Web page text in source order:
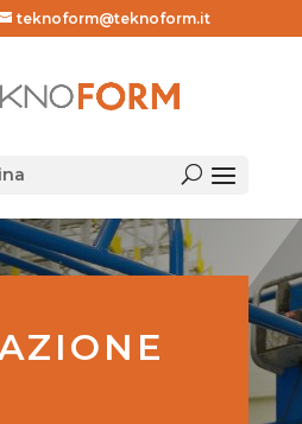
teknoform@teknoform.it